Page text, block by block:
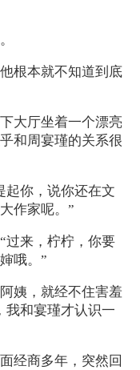
根本就不知道到底
大厅坐着一个漂亮
和周宴瑾的关系很
起你，说你还在文
作家呢。”
过来，柠柠，你要
哦。”
姨，就经不住害羞
我和宴瑾才认识一
经商多年，突然回